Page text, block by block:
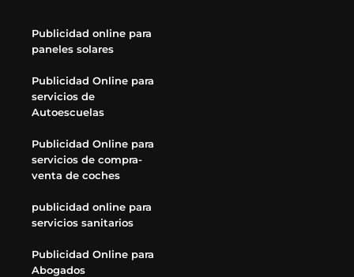
Publicidad online para
paneles solares
Publicidad Online para
servicios de
Autoescuelas
Publicidad Online para
servicios de compra-
venta de coches
publicidad online para
servicios sanitarios
Publicidad Online para
Abogados